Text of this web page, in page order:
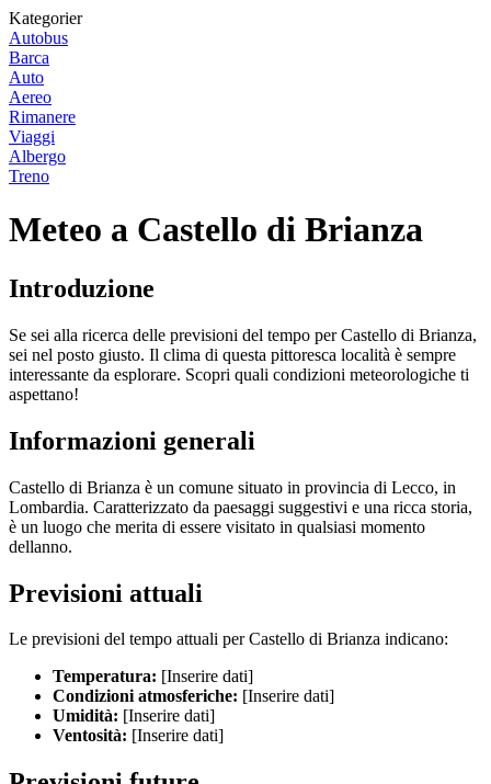
Kategorier
Autobus
Barca
Auto
Aereo
Rimanere
Viaggi
Albergo
Treno
Meteo a Castello di Brianza
Introduzione
Se sei alla ricerca delle previsioni del tempo per Castello di Brianza,
sei nel posto giusto. Il clima di questa pittoresca località è sempre
interessante da esplorare. Scopri quali condizioni meteorologiche ti
aspettano!
Informazioni generali
Castello di Brianza è un comune situato in provincia di Lecco, in
Lombardia. Caratterizzato da paesaggi suggestivi e una ricca storia,
è un luogo che merita di essere visitato in qualsiasi momento
dellanno.
Previsioni attuali
Le previsioni del tempo attuali per Castello di Brianza indicano:
Temperatura: [Inserire dati]
Condizioni atmosferiche: [Inserire dati]
Umidità: [Inserire dati]
Ventosità: [Inserire dati]